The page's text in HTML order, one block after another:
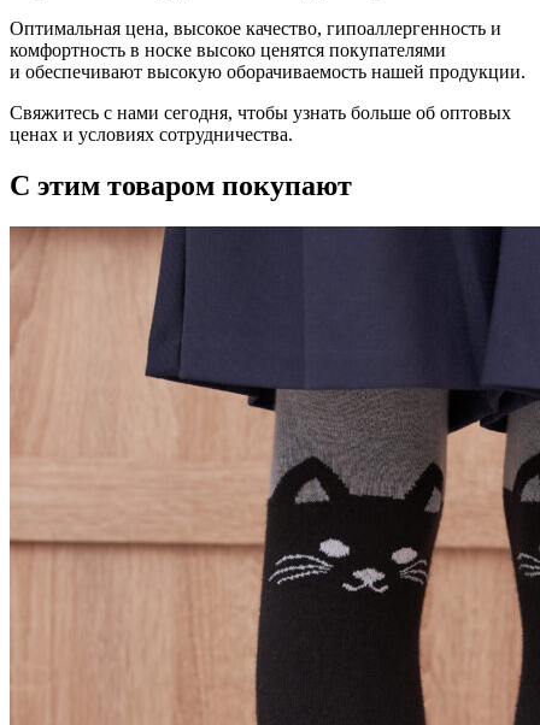
Оптимальная цена, высокое качество, гипоаллергенность и
комфортность в носке высоко ценятся покупателями
и обеспечивают высокую оборачиваемость нашей продукции.
Свяжитесь с нами сегодня, чтобы узнать больше об оптовых
ценах и условиях сотрудничества.
С этим товаром покупают